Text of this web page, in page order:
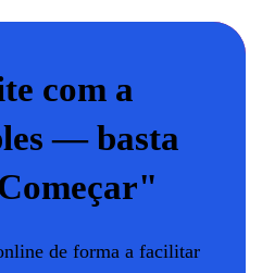
com a
— basta
de forma a facilitar